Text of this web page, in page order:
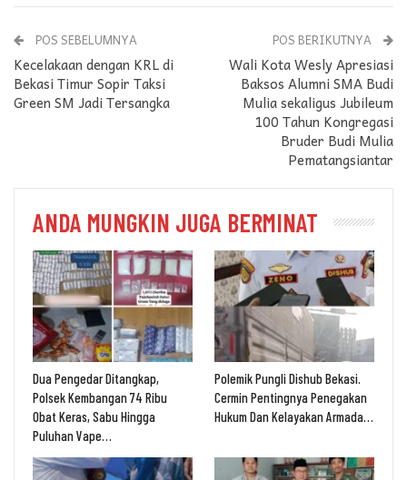
POS SEBELUMNYA
Kecelakaan dengan KRL di
Bekasi Timur Sopir Taksi
Green SM Jadi Tersangka
POS BERIKUTNYA
Wali Kota Wesly Apresiasi
Baksos Alumni SMA Budi
Mulia sekaligus Jubileum
100 Tahun Kongregasi
Bruder Budi Mulia
Pematangsiantar
ANDA MUNGKIN JUGA BERMINAT
Dua Pengedar Ditangkap,
Polsek Kembangan 74 Ribu
Obat Keras, Sabu Hingga
Puluhan Vape…
Polemik Pungli Dishub Bekasi.
Cermin Pentingnya Penegakan
Hukum Dan Kelayakan Armada…